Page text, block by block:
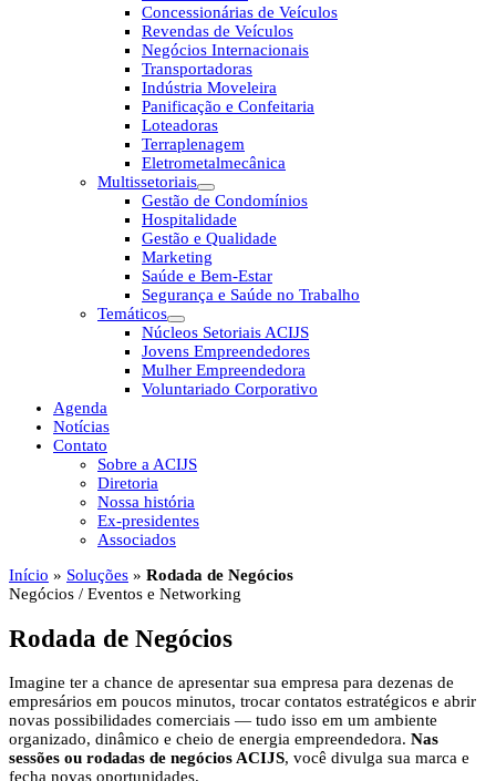
Concessionárias de Veículos
Revendas de Veículos
Negócios Internacionais
Transportadoras
Indústria Moveleira
Panificação e Confeitaria
Loteadoras
Terraplenagem
Eletrometalmecânica
Multissetoriais
Gestão de Condomínios
Hospitalidade
Gestão e Qualidade
Marketing
Saúde e Bem-Estar
Segurança e Saúde no Trabalho
Temáticos
Núcleos Setoriais ACIJS
Jovens Empreendedores
Mulher Empreendedora
Voluntariado Corporativo
Agenda
Notícias
Contato
Sobre a ACIJS
Diretoria
Nossa história
Ex-presidentes
Associados
Início » Soluções » Rodada de Negócios
Negócios / Eventos e Networking
Rodada de Negócios
Imagine ter a chance de apresentar sua empresa para dezenas de
empresários em poucos minutos, trocar contatos estratégicos e abrir
novas possibilidades comerciais — tudo isso em um ambiente
organizado, dinâmico e cheio de energia empreendedora. Nas
sessões ou rodadas de negócios ACIJS, você divulga sua marca e
fecha novas oportunidades.